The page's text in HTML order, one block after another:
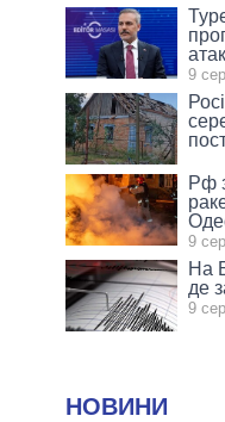
9
Рф
9
На
де
9
НОВИНИ